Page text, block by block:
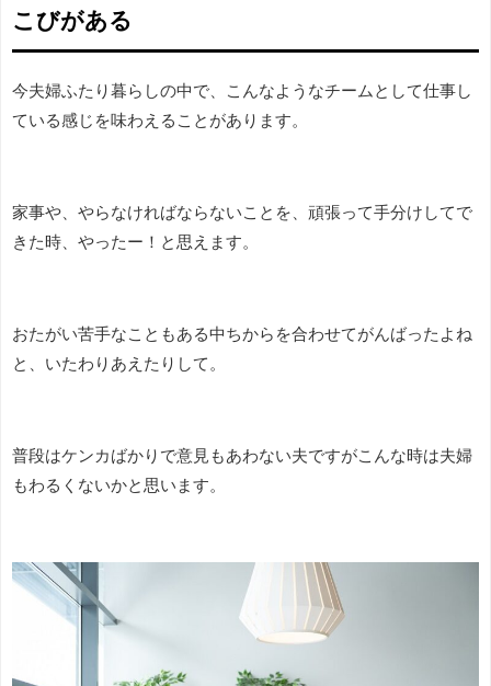
こびがある
今夫婦ふたり暮らしの中で、こんなようなチームとして仕事し
ている感じを味わえることがあります。
家事や、やらなければならないことを、頑張って手分けしてで
きた時、やったー！と思えます。
おたがい苦手なこともある中ちからを合わせてがんばったよね
と、いたわりあえたりして。
普段はケンカばかりで意見もあわない夫ですがこんな時は夫婦
もわるくないかと思います。